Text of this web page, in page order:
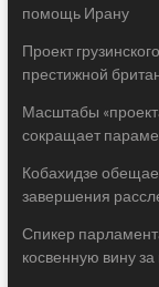
помощь Ирану
Проект
престижной
Масштабы
сокращает
Кобахидзе
завершения
Спикер
косвенную вину